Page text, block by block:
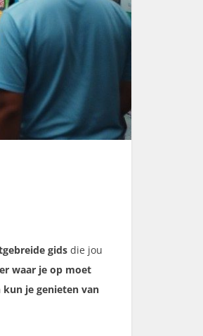
gids die jou
waar je op moet
je genieten van